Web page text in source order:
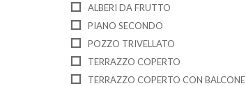
ALBERI DA FRUTTO
PIANO SECONDO
POZZO TRIVELLATO
TERRAZZO COPERTO
TERRAZZO COPERTO CON BALCONE